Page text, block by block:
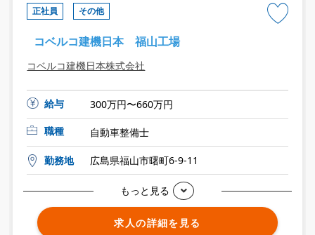
正社員 その他
コベルコ建機日本 福山工場
コベルコ建機日本株式会社
給与
300万円〜660万円
職種
自動車整備士
勤務地 広島県福山市曙町6-9-11
もっと見る
求人の詳細を見る